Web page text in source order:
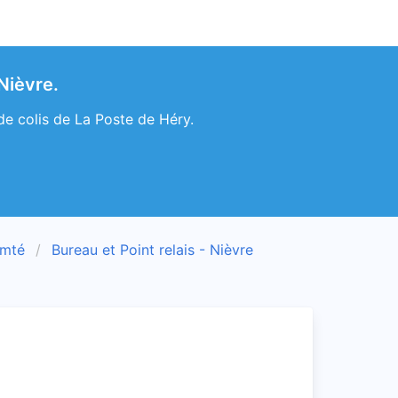
colis de La Poste de Héry.
Bureau et Point relais - Nièvre